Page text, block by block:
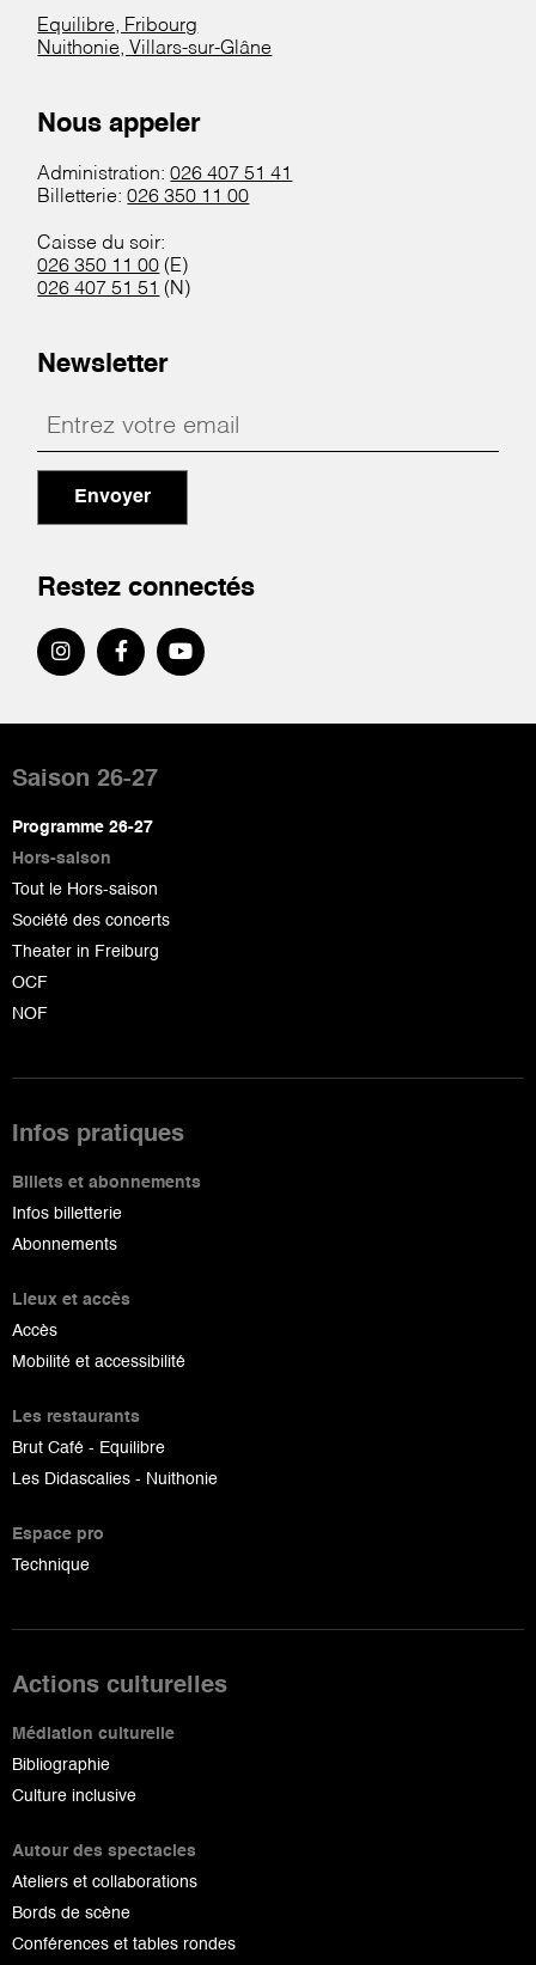
Equilibre, Fribourg
Nuithonie, Villars-sur-Glâne
Nous appeler
Administration:026 407 51 41
Billetterie:026 350 11 00
Caisse du soir:
026 350 11 00 (E)
026 407 51 51 (N)
Newsletter
Envoyer
Restez connectés
de
page
Saison 26-27
Programme 26-27
Hors-saison
Tout le Hors-saison
Société des concerts
Theater in Freiburg
OCF
NOF
Infos pratiques
Billets et abonnements
Infos billetterie
Abonnements
Lieux et accès
Accès
Mobilité et accessibilité
Les restaurants
Brut Café - Equilibre
Les Didascalies - Nuithonie
Espace pro
Technique
Actions culturelles
Médiation culturelle
Bibliographie
Culture inclusive
Autour des spectacles
Ateliers et collaborations
Bords de scène
Conférences et tables rondes